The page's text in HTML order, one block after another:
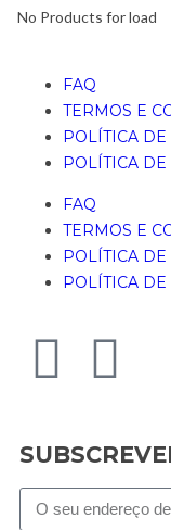
No Products for load
FAQ
TERMOS E
POLÍTICA
POLÍTICA DE
FAQ
TERMOS E
POLÍTICA
POLÍTICA DE